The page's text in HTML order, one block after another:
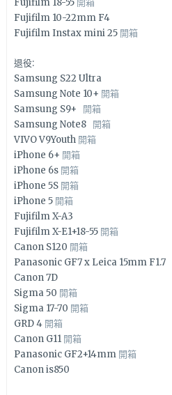
Fujifilm 18-55 開箱
Fujifilm 10-22mm F4
Fujifilm Instax mini 25 開箱
退役:
Samsung S22 Ultra
Samsung Note 10+ 開箱
Samsung S9+ 開箱
Samsung Note8 開箱
VIVO V9Youth 開箱
iPhone 6+ 開箱
iPhone 6s 開箱
iPhone 5S 開箱
iPhone 5 開箱
Fujifilm X-A3
Fujifilm X-E1+18-55 開箱
Canon S120 開箱
Panasonic GF7 x Leica 15mm F1.7
Canon 7D
Sigma 50 開箱
Sigma 17-70 開箱
GRD 4 開箱
Canon G11 開箱
Panasonic GF2+14mm 開箱
Canon is850